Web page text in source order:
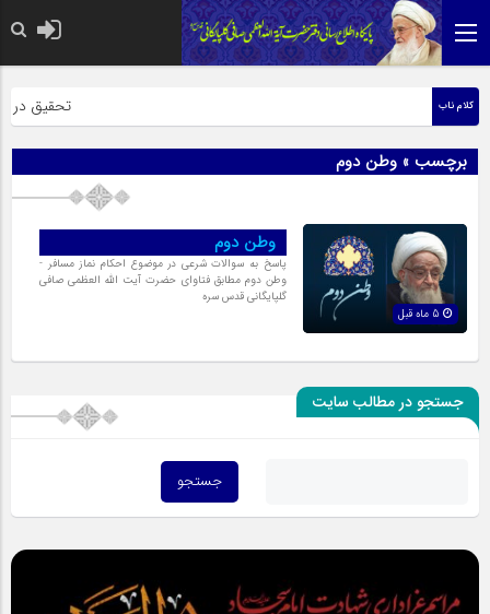
کلام ناب تحقیق در
برچسب » وطن دوم
وطن دوم
پاسخ به سوالات شرعی در موضوع احکام نماز مسافر -
وطن دوم مطابق فتاوای حضرت آیت الله العظمی صافی
گلپایگانی قدس سره
جستجو در مطالب سایت